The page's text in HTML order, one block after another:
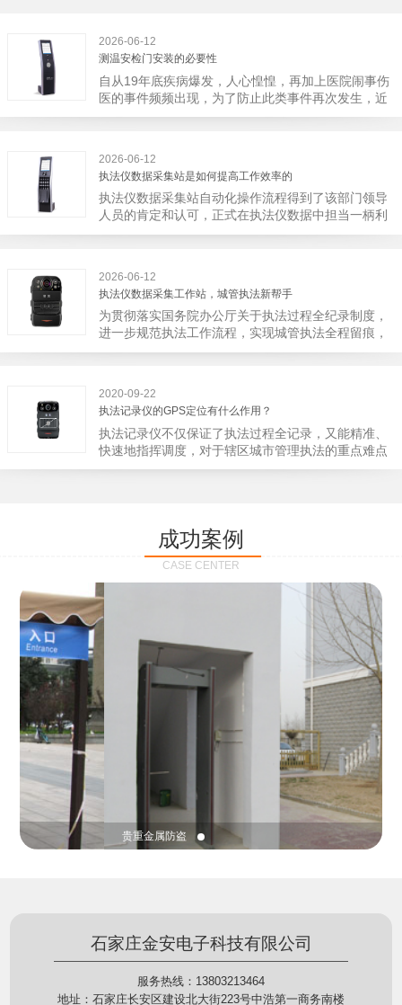
2026-06-12
测温安检门安装的必要性
自从19年底疾病爆发，人心惶惶，再加上医院闹事伤
医的事件频频出现，为了防止此类事件再次发生，近
日，广西南宁市卫建委发出通知，要求当地市属各三
大体只有两个，其一，安装安检门是否会激化矛盾。
其二，安装安检门可以防范于未然。1月6号当天，南
宁市第二医院刚试行安检的首日，检查出10多把各类
刀具和一把管制类刀具。近来伤医事件屡屡发生，安
装安检门可以缓解医生安全感不足的问题，同时安检
2026-06-12
执法仪数据采集站是如何提高工作效率的
执法仪数据采集站自动化操作流程得到了该部门领导
人员的肯定和认可，正式在执法仪数据中担当一柄利
剑。 执法仪数据采集站对于执法仪数据资料的管理
备能自动读取目标对象，并同步到采集站中，此外设
备具有断点续传的功能，如果碰到网络故障，可以从
已经上传或下载的部分开始继续上传下载未完成的部
分，而没有必要从头开始上传下载，能节省时间，提
高速度。再者待数据传输完毕之后，执法仪数据采集
下次直接使用，提高执法仪数据效率。执法仪数据采
集站还具有强大的数据存储管理系统，后台统计不同
上传时段、不同重要级别的数据，将统计结果以图表
或者报表的形式呈现；设备设置有用户操作权限管
理，自动将用户警员编号与执法仪编号绑定，保障数
据的合法性，同时系统可设置每个警员的权限，明确
2026-06-12
执法仪数据采集工作站，城管执法新帮手
为贯彻落实国务院办公厅关于执法过程全纪录制度，
进一步规范执法工作流程，实现城管执法全程留痕，
深入推进执法队伍规范化建设，给城管执法工作添加
止了双方矛盾的发生。现在有了执法仪数据采集工作
站，执法队员的担忧便得到有效的解决。每个采集工
作站可支持多台执法记录仪设备同时上传数据，队员
当天使用当天上传，通过数据线接入到采集工作站，
它会自动读取所有的视频、音频、图片、日志等信
作站也能自动为执法记录仪充充电、校校时，做执法
记录仪的贴心小"保姆"。随着群众法律意识的逐步提
高，行政执法行为更加"阳光、透明"，通过工作站可
以随时调取证据视频，精准查阅现场资料，直戳了当
的展示给行政相对人看，有效的减少了行政相对人对
城管执法行为的误解，树立了执法的公信力。
2020-09-22
执法记录仪的GPS定位有什么作用？
执法记录仪不仅保证了执法过程全记录，又能精准、
快速地指挥调度，对于辖区城市管理执法的重点难点
也能一目了然，在城市管理工作信息化中发挥着重要
定位模块，可通过移动网络将位置信息实时发送到监
控中心，在平台的电子地图上显示出设备的具体位
置，实时查看执法人员到岗情况及根据执法环境迅速
调配周边执法人员。同时，内置NFC芯片，可支持身
份证查验等拓展功能，在实战中发挥着重要的作用，
能广泛应用于交警公安执法、卫生监督、城管执法、
海关执法、路政、质量监督、林业园林、消防、质量
监督、公路铁路等各个领域。
成功案例
CASE CENTER
贵重金属防盗
石家庄金安电子科技有限公司
服务热线：13803213464
地址：石家庄长安区建设北大街223号中浩第一商务南楼